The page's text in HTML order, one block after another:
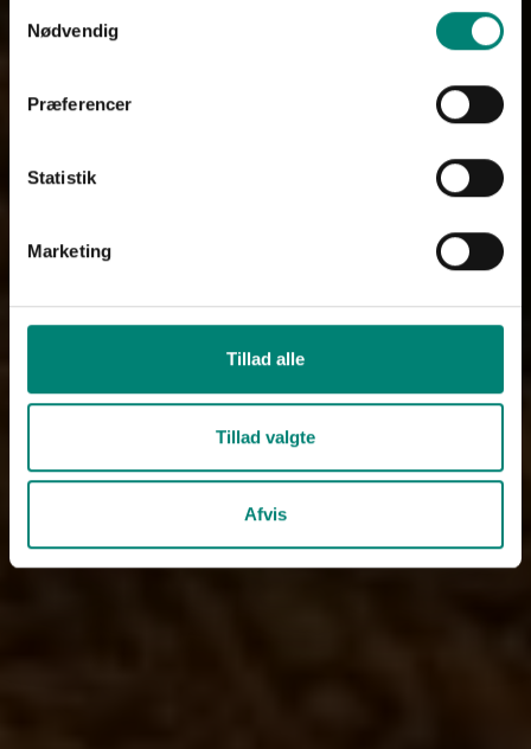
Nødvendig
Præferencer
Statistik
Marketing
Tillad alle
Tillad valgte
Afvis